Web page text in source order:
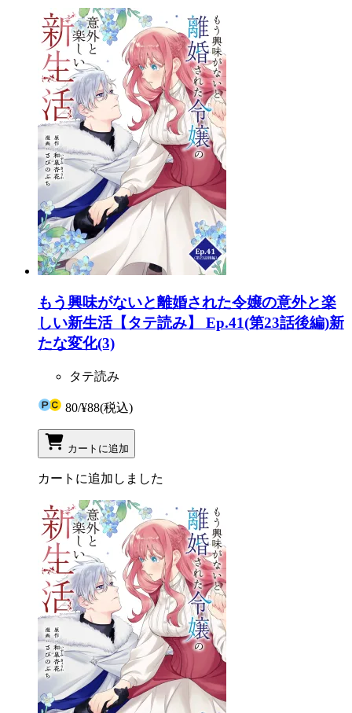
もう興味がないと離婚された令嬢の意外と楽
しい新生活【タテ読み】 Ep.41(第23話後編)新
たな変化(3)
タテ読み
80/¥88(税込)
カートに追加
カートに追加しました